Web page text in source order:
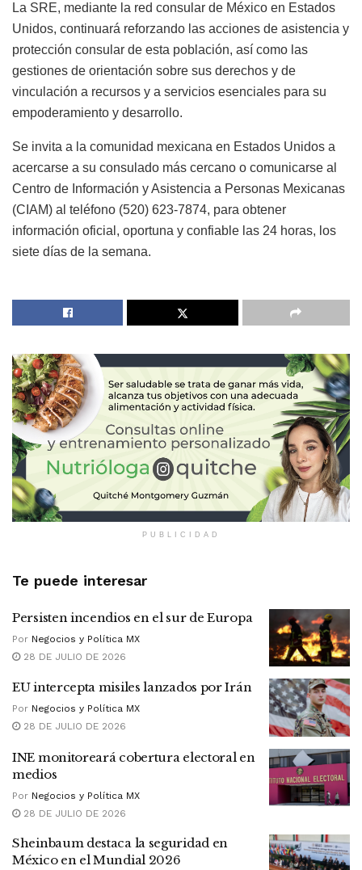
La SRE, mediante la red consular de México en Estados
Unidos, continuará reforzando las acciones de asistencia y
protección consular de esta población, así como las
gestiones de orientación sobre sus derechos y de
vinculación a recursos y a servicios esenciales para su
empoderamiento y desarrollo.
Se invita a la comunidad mexicana en Estados Unidos a
acercarse a su consulado más cercano o comunicarse al
Centro de Información y Asistencia a Personas Mexicanas
(CIAM) al teléfono (520) 623-7874, para obtener
información oficial, oportuna y confiable las 24 horas, los
siete días de la semana.
PUBLICIDAD
Te puede interesar
Persisten incendios en el sur de Europa
Por Negocios y Política MX
28 DE JULIO DE 2026
EU intercepta misiles lanzados por Irán
Por Negocios y Política MX
28 DE JULIO DE 2026
INE monitoreará cobertura electoral en
medios
Por Negocios y Política MX
28 DE JULIO DE 2026
Sheinbaum destaca la seguridad en
México en el Mundial 2026